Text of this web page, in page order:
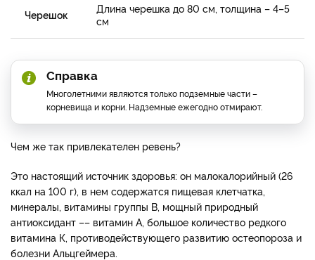
Черешок
Длина черешка до 80 см, толщина – 4–5
см
Справка
Многолетними являются только подземные части –
корневища и корни. Надземные ежегодно отмирают.
Чем же так привлекателен ревень?
Это настоящий источник здоровья: он малокалорийный (26
ккал на 100 г), в нем содержатся пищевая клетчатка,
минералы, витамины группы В, мощный природный
антиоксидант –– витамин А, большое количество редкого
витамина К, противодействующего развитию остеопороза и
болезни Альцгеймера.